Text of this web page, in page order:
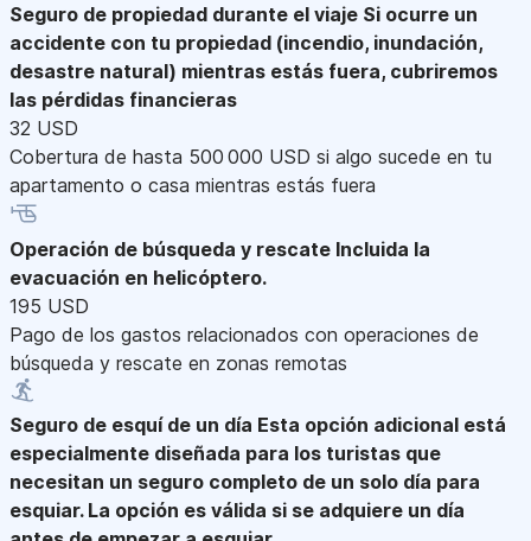
Seguro de propiedad durante el viaje Si ocurre un
accidente con tu propiedad (incendio, inundación,
desastre natural) mientras estás fuera, cubriremos
las pérdidas financieras
32 USD
Cobertura de hasta 500 000 USD si algo sucede en tu
apartamento o casa mientras estás fuera
Operación de búsqueda y rescate Incluida la
evacuación en helicóptero.
195 USD
Pago de los gastos relacionados con operaciones de
búsqueda y rescate en zonas remotas
Seguro de esquí de un día Esta opción adicional está
especialmente diseñada para los turistas que
necesitan un seguro completo de un solo día para
esquiar. La opción es válida si se adquiere un día